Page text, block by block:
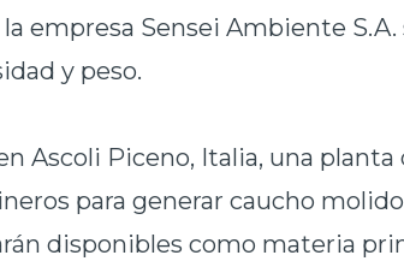
empresa Sensei Ambiente S.A.
y peso.
Ascoli Piceno, Italia, una
para generar caucho
disponibles como materia